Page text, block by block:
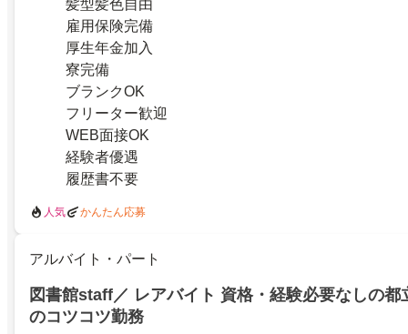
髪型髪色自由
雇用保険完備
厚生年金加入
寮完備
ブランクOK
フリーター歓迎
WEB面接OK
経験者優遇
履歴書不要
人気 かんたん応募
アルバイト・パート
図書館staff／ レアバイト 資格・経験必要なしの都
のコツコツ勤務